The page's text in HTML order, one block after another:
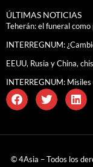
ÚLTIMAS NOTICIAS
Teherán: el funeral
INTERREGNUM:
EEUU, Rusia y China,
INTERREGNUM:
© 4Asia – Todos los